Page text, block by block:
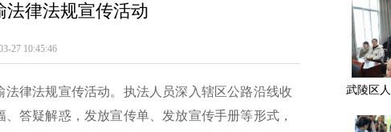
法律法规宣传活动
27 10:45:46
律法规宣传活动。 执法人员深入辖区公路沿线收
答疑解惑，发放宣传单、发放宣传手册等形式，
武陵区